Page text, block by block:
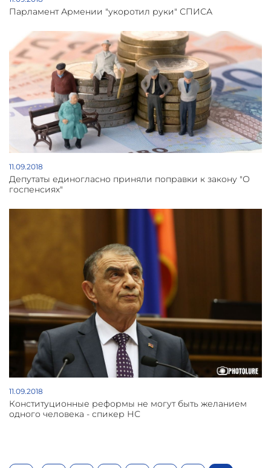
Парламент Армении "укоротил руки" СПИСА
11.09.2018
Депутаты единогласно приняли поправки к закону "О
госпенсиях"
11.09.2018
Конституционные реформы не могут быть желанием
одного человека - спикер НС